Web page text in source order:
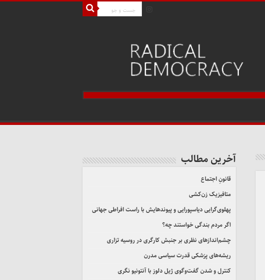
آخرین مطالب
قانونِ اجتماع
متافیزیک زن‌کشی
پهلوی‌گرایی دیاسپورایی و پیوندهایش با راست افراطی جهانی
اگر مردم بندگی خواستند چه؟
چشم‌اندازهای نظری بر جنبش کارگری در روسیه تزاری
ریشه‌های پزشکی قدرت سیاسی مدرن
کنترل و شدن گفت‌وگوی ژیل دلوز با آنتونیو نگری